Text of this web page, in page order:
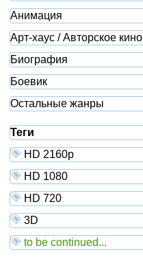
Анимация
Арт-хаус / Авторское кино
Биография
Боевик
Остальные жанры
Теги
HD 2160р
HD 1080
HD 720
3D
to be continued...